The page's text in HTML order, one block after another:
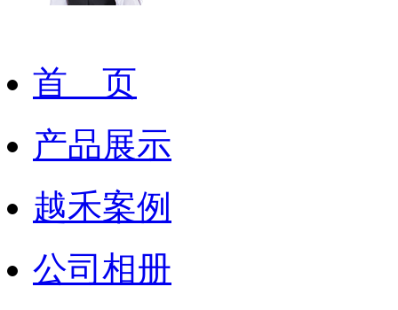
首 页
产品展示
越禾案例
公司相册